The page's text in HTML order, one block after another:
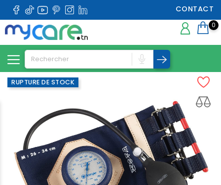
CONTACT
0
RUPTURE DE STOCK